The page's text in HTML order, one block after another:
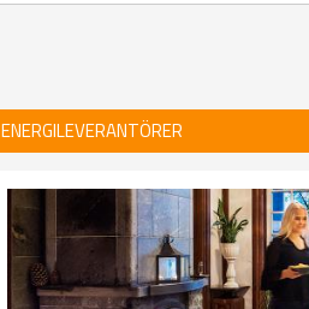
ENERGILEVERANTÖRER